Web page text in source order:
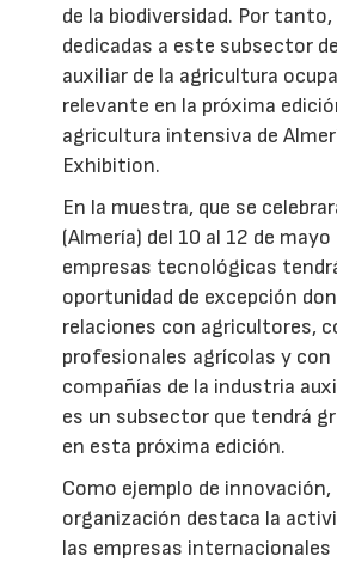
de la biodiversidad. Por
dedicadas a este subsector
auxiliar de la agricultura
relevante en la próxima
agricultura intensiva de
Exhibition.
En la muestra, que se
(Almería) del 10 al 12 de
empresas tecnológicas
oportunidad de excepción
relaciones con agricultores,
profesionales agrícolas y
compañías de la industria
es un subsector que tendrá
en esta próxima edición.
Como ejemplo de innovación,
organización destaca la
las empresas internacionales